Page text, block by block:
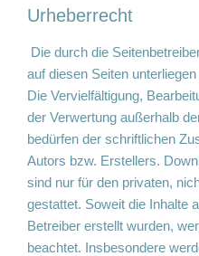
Urheberrecht
Die durch die
auf diesen Seiten
Die Vervielfältigung,
der Verwertung außerhalb
bedürfen der schriftlichen
Autors bzw. Erstellers.
sind nur für den privaten,
gestattet. Soweit die Inhalte
Betreiber erstellt wurden,
beachtet. Insbesondere